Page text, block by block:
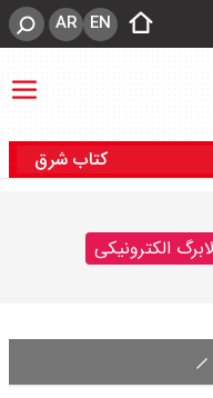
EN
AR
کتاب شرق
الکترونیکی